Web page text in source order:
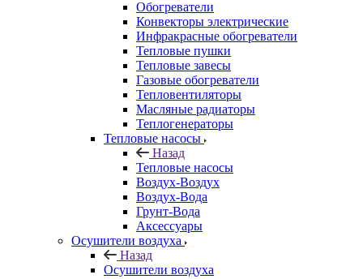
Обогреватели
Конвекторы электрические
Инфракрасные обогреватели
Тепловые пушки
Тепловые завесы
Газовые обогреватели
Тепловентиляторы
Масляные радиаторы
Теплогенераторы
Тепловые насосы
Назад
Тепловые насосы
Воздух-Воздух
Воздух-Вода
Грунт-Вода
Аксессуары
Осушители воздуха
Назад
Осушители воздуха